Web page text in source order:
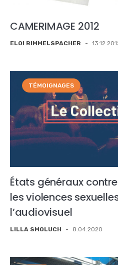
CAMERIMAGE 2012
ELOI RIMMELSPACHER -
TÉMOIGNAGES
États généraux
les violences
l’audiovisuel
LILLA SMOLUCH - 8.04.2020